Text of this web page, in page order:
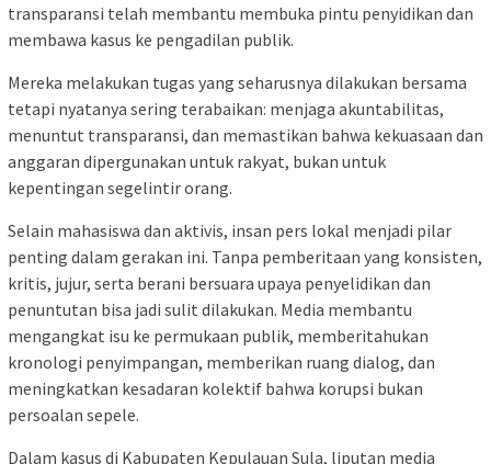
transparansi telah membantu membuka pintu penyidikan dan
membawa kasus ke pengadilan publik.
Mereka melakukan tugas yang seharusnya dilakukan bersama
tetapi nyatanya sering terabaikan: menjaga akuntabilitas,
menuntut transparansi, dan memastikan bahwa kekuasaan dan
anggaran dipergunakan untuk rakyat, bukan untuk
kepentingan segelintir orang.
Selain mahasiswa dan aktivis, insan pers lokal menjadi pilar
penting dalam gerakan ini. Tanpa pemberitaan yang konsisten,
kritis, jujur, serta berani bersuara upaya penyelidikan dan
penuntutan bisa jadi sulit dilakukan. Media membantu
mengangkat isu ke permukaan publik, memberitahukan
kronologi penyimpangan, memberikan ruang dialog, dan
meningkatkan kesadaran kolektif bahwa korupsi bukan
persoalan sepele.
Dalam kasus di Kabupaten Kepulauan Sula, liputan media